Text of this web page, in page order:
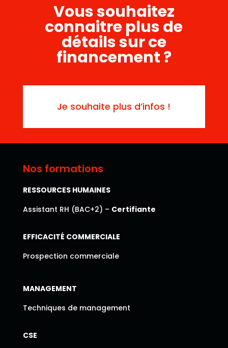
Vous souhaitez
connaitre plus de
détails sur ce
financement ?
Je souhaite plus d’infos !
Nos formations
RESSOURCES HUMAINES
Assistant RH (BAC+2) – Certifiante
EFFICACITÉ COMMERCIALE
Prospection commerciale
MANAGEMENT
Techniques de management
CSE